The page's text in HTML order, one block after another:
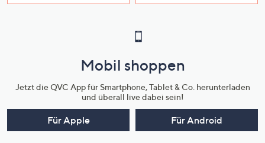
Mobil shoppen
Jetzt die QVC App für Smartphone, Tablet & Co. herunterladen
und überall live dabei sein!
Für Apple Für Android